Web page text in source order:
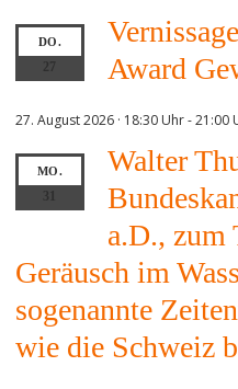
DO.
27
Award
27. August 2026 · 18:30 Uhr-21:00
MO.
31
Walter
a.D., zum
Geräusch im
sogenannte
wie die Schweiz